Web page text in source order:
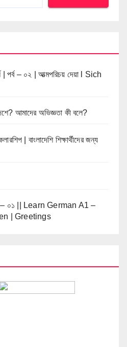
– ০২ | আত্মপরিচয় দেয়া l Sich
আমাদের অভিজ্ঞতা কী বলে?
| বাংলাদেশি শিক্ষার্থীদের জন্য
– ০১ || Learn German A1 –
| Greetings